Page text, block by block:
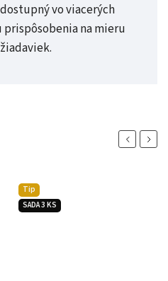
vo viacerých
na mieru
Previous
Tip
SADA 3 KS
Next